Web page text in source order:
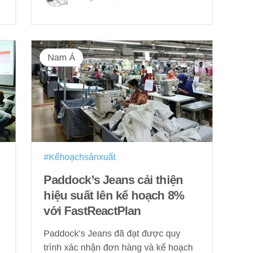
Nam Á
#Kếhoạchsảnxuất
Paddock’s Jeans cải thiện
hiệu suất lên kế hoạch 8%
với FastReactPlan
Paddock’s Jeans đã đạt được quy
trình xác nhận đơn hàng và kế hoạch